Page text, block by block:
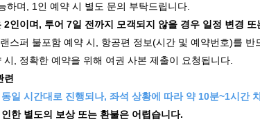
하며, 1인 예약 시 별도 문의 부탁드립니다.
2인이며, 투어 7일 전까지 모객되지 않을 경우 일정 변경
스퍼 불포함 예약 시, 항공편 정보(시간 및 예약번호)를 반
시, 정확한 예약을 위해 여권 사본 제출이 요청됩니다.
련
일 시간대로 진행되나, 좌석 상황에 따라 약 10분~1시간
한 별도의 보상 또는 환불은 어렵습니다.